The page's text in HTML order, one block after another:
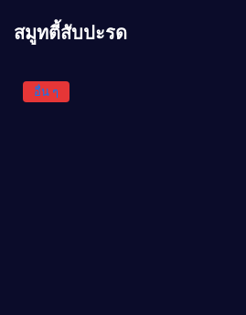
สมูทตี้สับปะรด
อื่น ๆ